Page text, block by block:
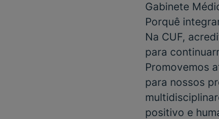
Gabinete
Porquê
Na CUF,
para
Promovemos
para nossos
positivo e